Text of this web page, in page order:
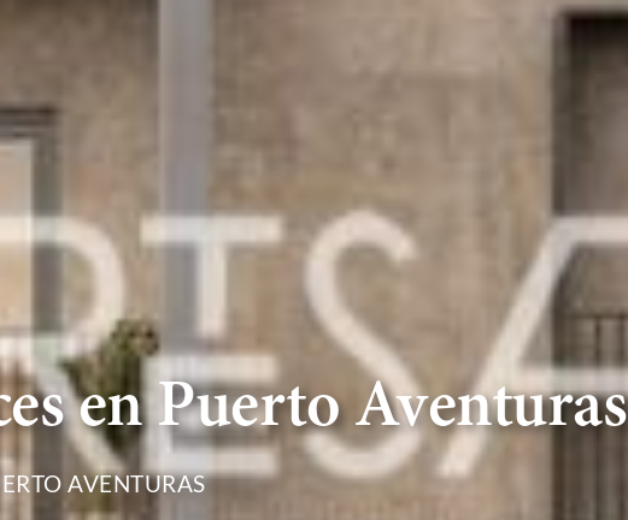
en Puerto Aventuras
AVENTURAS